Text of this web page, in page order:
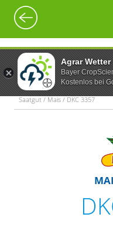
Agrar Wetter
Bayer
Kostenlos bei
Saatgut / Mais / DKC 3357